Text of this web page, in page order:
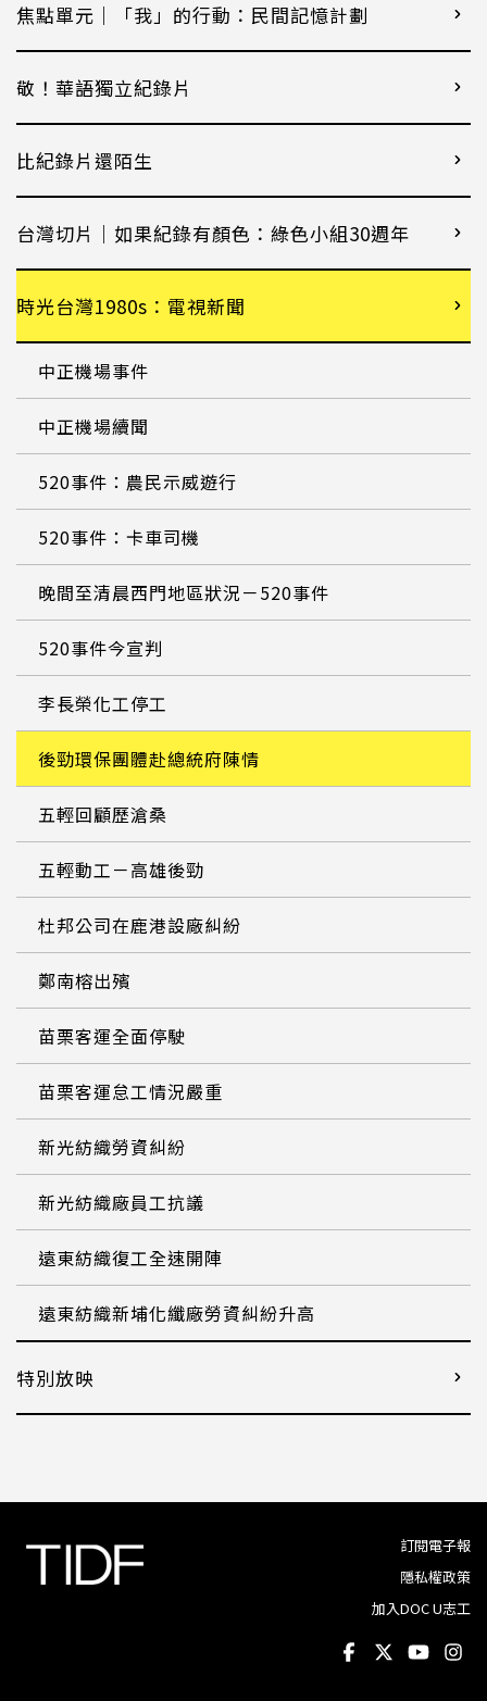
焦點單元｜「我」的行動：民間記憶計劃
敬！華語獨立紀錄片
比紀錄片還陌生
台灣切片｜如果紀錄有顏色：綠色小組30週年
時光台灣1980s：電視新聞
中正機場事件
中正機場續聞
520事件：農民示威遊行
520事件：卡車司機
晚間至清晨西門地區狀況－520事件
520事件今宣判
李長榮化工停工
後勁環保團體赴總統府陳情
五輕回顧歷滄桑
五輕動工－高雄後勁
杜邦公司在鹿港設廠糾紛
鄭南榕出殯
苗栗客運全面停駛
苗栗客運怠工情況嚴重
新光紡織勞資糾紛
新光紡織廠員工抗議
遠東紡織復工全速開陣
遠東紡織新埔化纖廠勞資糾紛升高
特別放映
訂閱電子報
隱私權政策
加入DOC U志工